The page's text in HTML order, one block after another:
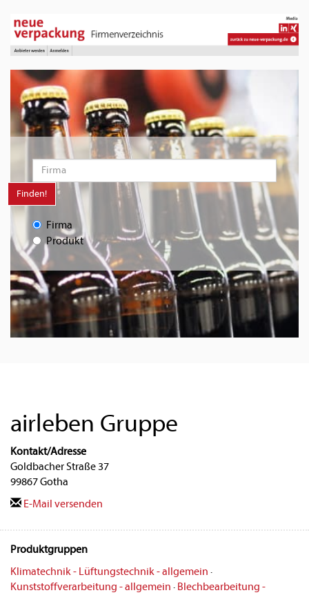
Finden!
Firma
Produkt
airleben Gruppe
Kontakt/Adresse
Goldbacher Straße 37
99867 Gotha
E-Mail versenden
Produktgruppen
Klimatechnik - Lüftungstechnik - allgemein ·
Kunststoffverarbeitung - allgemein · Blechbearbeitung -